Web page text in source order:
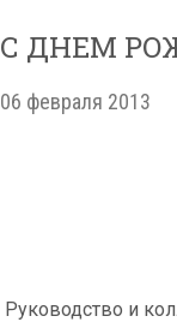
С ДНЕМ
06 февраля 2013
Руководство и